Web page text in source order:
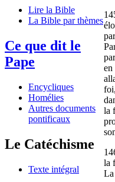
Lire la Bible
La Bible par thèmes
Ce que dit le
Pape
Encycliques
Homélies
Autres documents
pontificaux
Le Catéchisme
Texte intégral
en
la
la
La